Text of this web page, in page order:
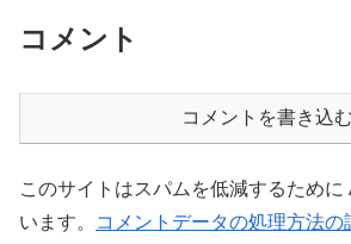
コメント
コメントを書き込む
このサイトはスパムを低減するために
います。
コメントデータの処理方法